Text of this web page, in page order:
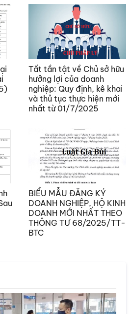
Tất tần tật về Chủ sở hữu
hưởng lợi của doanh
nghiệp: Quy định, kê khai
và thủ tục thực hiện mới
nhất từ 01/7/2025
BIỂU MẪU ĐĂNG KÝ
DOANH NGHIỆP, HỘ KINH
DOANH MỚI NHẤT THEO
THÔNG TƯ 68/2025/TT-
BTC